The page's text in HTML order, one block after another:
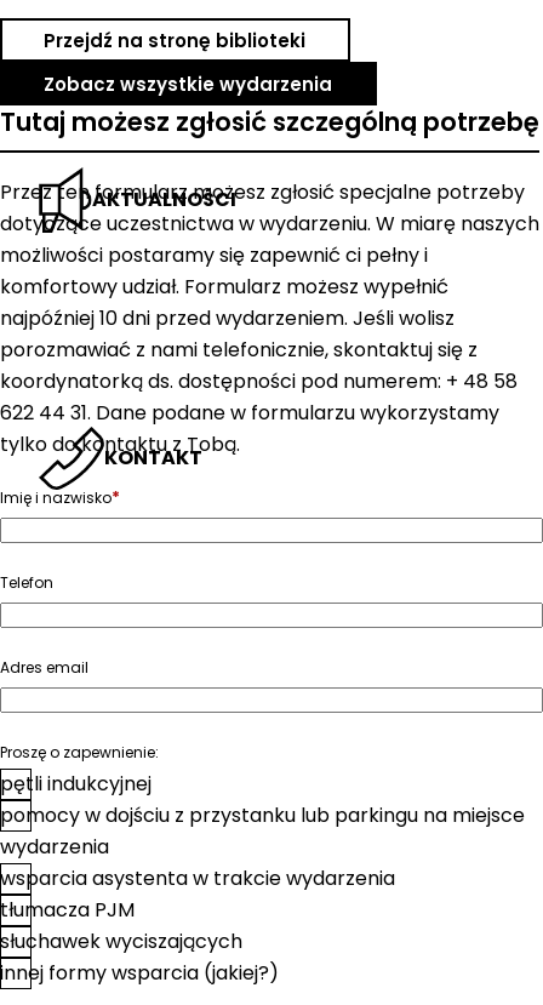
AKTUALNOŚCI
KONTAKT
Przejdź na stronę biblioteki
Zobacz wszystkie wydarzenia
Tutaj możesz zgłosić szczególną potrzebę
Przez ten formularz możesz zgłosić specjalne potrzeby
dotyczące uczestnictwa w wydarzeniu. W miarę naszych
możliwości postaramy się zapewnić ci pełny i
komfortowy udział. Formularz możesz wypełnić
najpóźniej 10 dni przed wydarzeniem. Jeśli wolisz
porozmawiać z nami telefonicznie, skontaktuj się z
koordynatorką ds. dostępności pod numerem: + 48 58
622 44 31. Dane podane w formularzu wykorzystamy
tylko do kontaktu z Tobą.
Imię i nazwisko*
Telefon
Adres email
Proszę o zapewnienie:
pętli indukcyjnej
pomocy w dojściu z przystanku lub parkingu na miejsce
wydarzenia
wsparcia asystenta w trakcie wydarzenia
tłumacza PJM
słuchawek wyciszających
innej formy wsparcia (jakiej?)